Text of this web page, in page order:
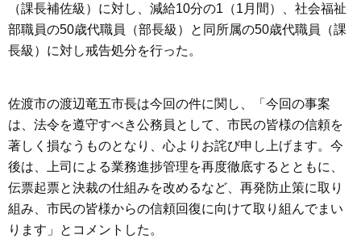
（課長補佐級）に対し、減給10分の1（1月間）、社会福祉
部職員の50歳代職員（部長級）と同所属の50歳代職員（課
長級）に対し戒告処分を行った。
佐渡市の渡辺竜五市長は今回の件に関し、「今回の事案
は、法令を遵守すべき公務員として、市民の皆様の信頼を
著しく損なうものとなり、心よりお詫び申し上げます。今
後は、上司による業務進捗管理を再度徹底するとともに、
伝票起票と決裁の仕組みを改めるなど、再発防止策に取り
組み、市民の皆様からの信頼回復に向けて取り組んでまい
ります」とコメントした。